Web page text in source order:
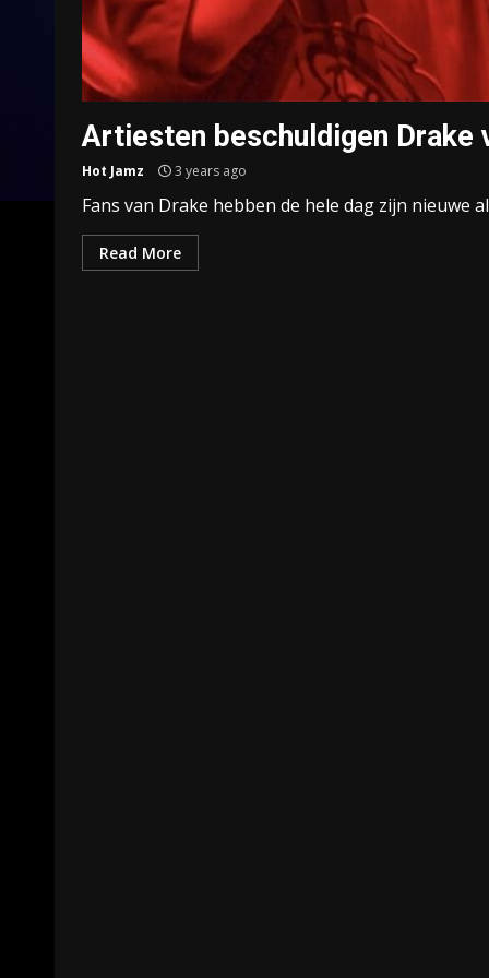
Artiesten beschuldigen Drake
Hot Jamz 3 years ago
Fans van Drake hebben de hele dag zijn nieuwe
Read More